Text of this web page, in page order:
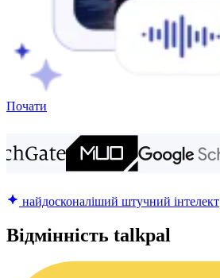
Почати
найдосконаліший штучний інтелект
Відмінність talkpal